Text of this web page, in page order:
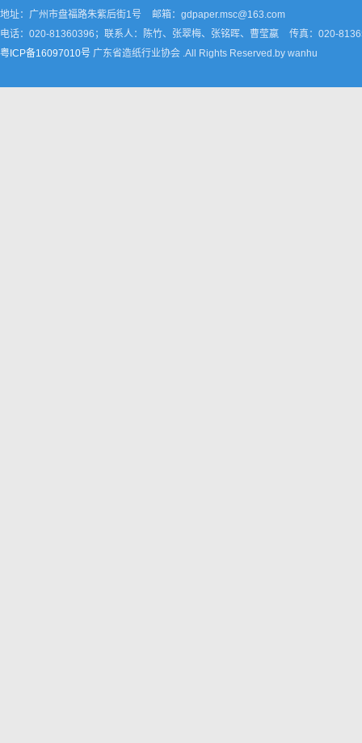
地址：广州市盘福路朱紫后街1号
邮箱：gdpaper.msc@163.com
电话：020-81360396；联系人：陈竹、张翠梅、张铭晖、曹莹嬴
传真：020-
粤ICP备16097010号 广东省造纸行业协会 .All Rights Reserved.by wanhu